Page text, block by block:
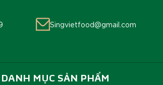
Singvietfood@gmail.com
DANH MỤC SẢN PHẨM